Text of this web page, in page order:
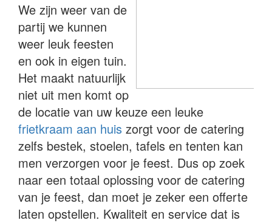
We zijn weer van de
partij we kunnen
weer leuk feesten
en ook in eigen tuin.
Het maakt natuurlijk
niet uit men komt op
de locatie van uw keuze een leuke
frietkraam aan huis zorgt voor de catering
zelfs bestek, stoelen, tafels en tenten kan
men verzorgen voor je feest. Dus op zoek
naar een totaal oplossing voor de catering
van je feest, dan moet je zeker een offerte
laten opstellen. Kwaliteit en service dat is